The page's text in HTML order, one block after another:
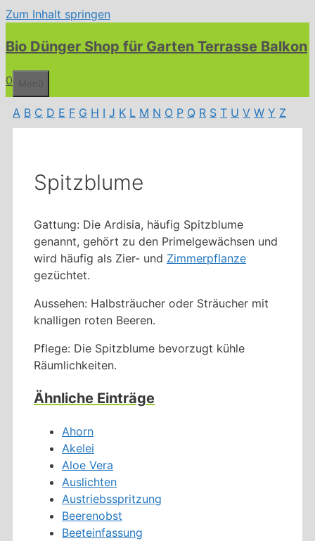
Zum Inhalt springen
Bio Dünger Shop für Garten Terrasse Balkon
0
A B C D E F G H I J K L M N O P Q R S T U V W Y Z
Spitzblume
Gattung: Die Ardisia, häufig Spitzblume
genannt, gehört zu den Primelgewächsen und
wird häufig als Zier- und Zimmerpflanze
gezüchtet.
Aussehen: Halbsträucher oder Sträucher mit
knalligen roten Beeren.
Pflege: Die Spitzblume bevorzugt kühle
Räumlichkeiten.
Ähnliche Einträge
Ahorn
Akelei
Aloe Vera
Auslichten
Austriebsspritzung
Beerenobst
Beeteinfassung